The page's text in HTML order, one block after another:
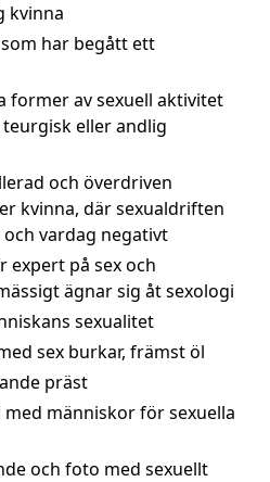
kvinna
har begått ett
former av sexuell aktivitet
eller andlig
och överdriven
kvinna, där sexualdriften
vardag negativt
expert på sex och
ägnar sig åt sexologi
sexualitet
sex burkar, främst öl
präst
med människor för sexuella
och foto med sexuellt